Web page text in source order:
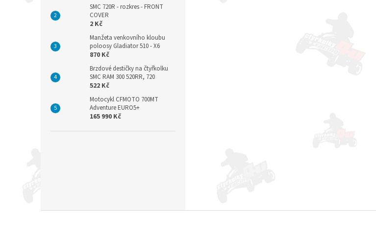
SMC 720R - rozkres - FRONT
COVER
2 Kč
Manžeta venkovního kloubu
poloosy Gladiator 510 - X6
870 Kč
Brzdové destičky na čtyřkolku
SMC RAM 300 520RR, 720
522 Kč
Motocykl CFMOTO 700MT
Adventure EURO5+
165 990 Kč